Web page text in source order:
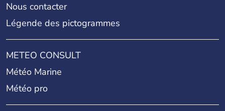
Nous contacter
Légende des pictogrammes
METEO CONSULT
Météo Marine
Météo pro